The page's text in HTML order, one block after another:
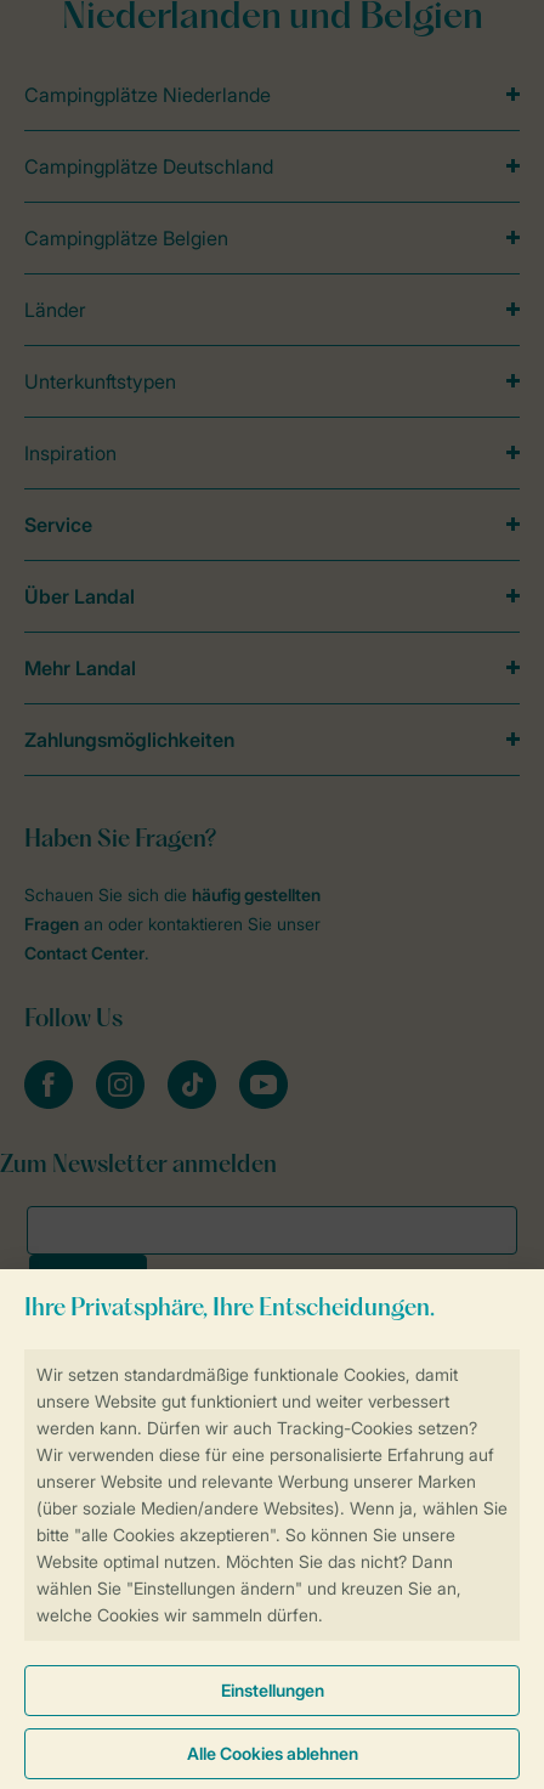
Sicherstellung Deiner Privatsphäre
Sicher und schnell zur Online-Buchung
SSL-Verschlüsselung
Sichere Datenübertragung
Sicheres Bezahlen
Niederlanden und Belgien
Campingplätze Niederlande
Campingplätze Deutschland
Campingplätze Belgien
Länder
Unterkunftstypen
Inspiration
Haben Sie Fragen?
Schauen Sie sich die häufig gestellten
Fragen an oder kontaktieren Sie unser
Contact Center.
Follow Us
facebookinstagramtiktok youtube
Zum Newsletter anmelden
Service
Über Landal
Mehr Landal
Zahlungsmöglichkeiten
Allgemeine Bedingungen Impressum
Datenschutz